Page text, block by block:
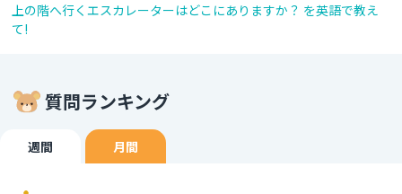
上の階へ行くエスカレーターはどこにありますか？ を英語で教え
て!
質問ランキング
週間 月間